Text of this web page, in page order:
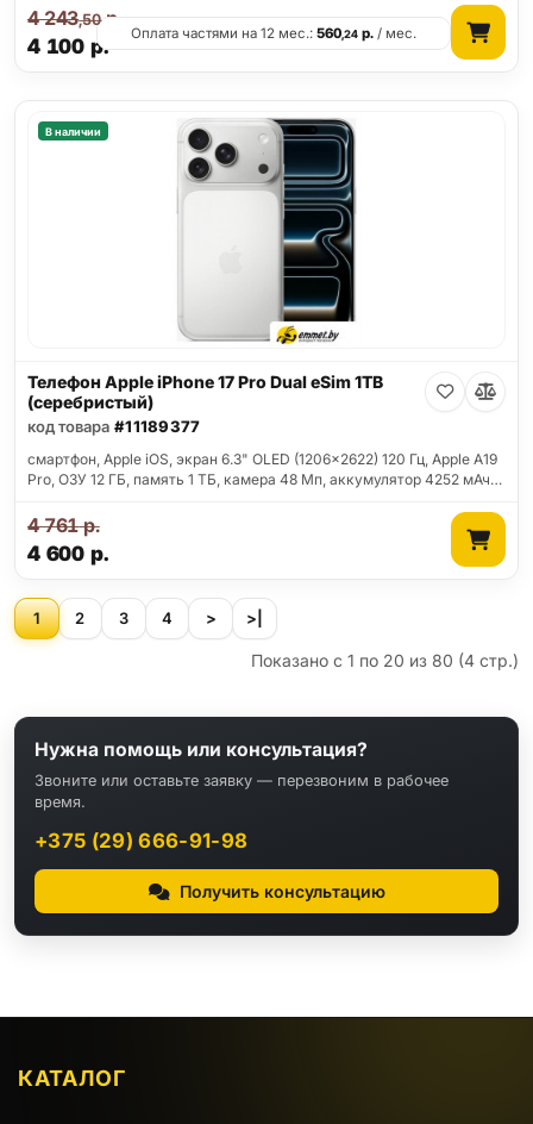
4 100 р.
4 243,50р.
Оплата частями на 12 мес.:560,24 р. / мес.
В наличии
Телефон Apple iPhone 17 Pro Dual eSim 1TB
(серебристый)
код товара #11189377
смартфон, Apple iOS, экран 6.3" OLED (1206x2622) 120 Гц, Apple A19
Pro, ОЗУ 12 ГБ, память 1 ТБ, камера 48 Мп, аккумулятор 4252 мАч…
4 600 р.
4 761р.
1 2 3 4 > >|
Показано с 1 по 20 из 80 (4 стр.)
Нужна помощь или консультация?
Звоните или оставьте заявку — перезвоним в рабочее
время.
+375 (29) 666-91-98
Получить консультацию
КАТАЛОГ